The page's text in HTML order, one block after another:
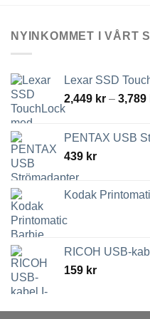
NYINKOMMET I VÅRT
Lexar SSD
2,449 kr – 3,789
PENTAX USB
439 kr
Kodak
RICOH USB-
159 kr